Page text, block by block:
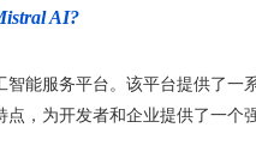
AI?
能服务平台。该平台提供了
，为开发者和企业提供了一个